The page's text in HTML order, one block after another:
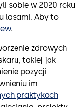
sobie w 2020 roku
lasami. Aby to
.
zdrowych
takiej jak
pozycji
im
praktykach